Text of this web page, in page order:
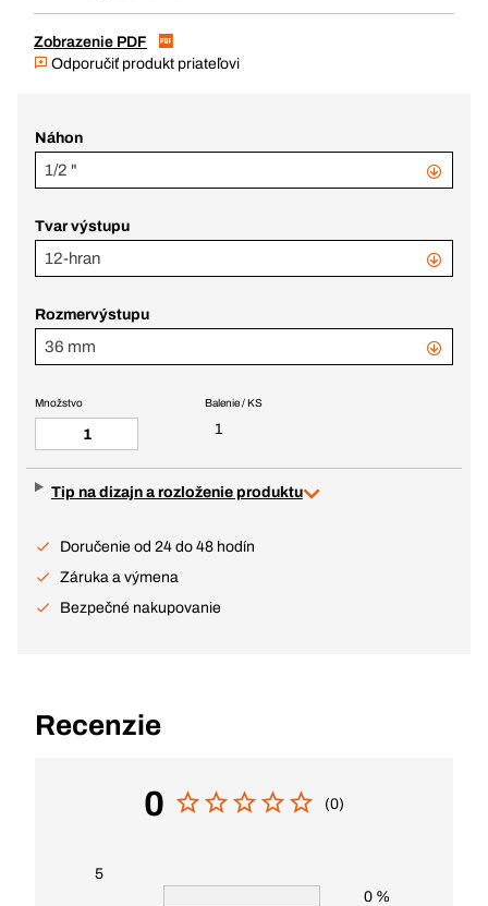
Zobrazenie PDF
Odporučiť produkt priateľovi
Náhon
1/2 "
Tvar výstupu
12-hran
Rozmervýstupu
36 mm
Balenie / KS
1
Množstvo
Tip na dizajn a rozloženie produktu
Doručenie od 24 do 48 hodín
Záruka a výmena
Bezpečné nakupovanie
Recenzie
0 (0)
5
0 %